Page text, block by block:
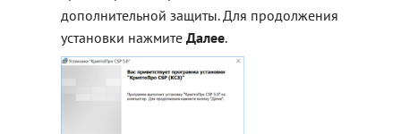
дополнительной защиты. Для продолжения
установки нажмитеДалее.